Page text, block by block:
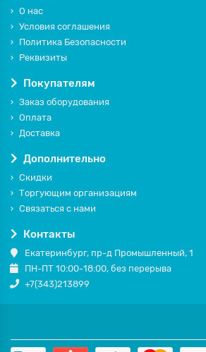
О нас
Условия соглашения
Политика Безопасности
Реквизиты
Покупателям
Заказ оборудования
Оплата
Доставка
Дополнительно
Скидки
Торгующим организациям
Связаться с нами
Контакты
Екатеринбург, пр-д Промышленный, 1
ПН-ПТ 10:00-18:00, без перерыва
+7(343)213899